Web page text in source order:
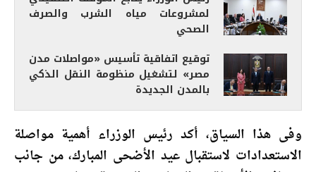
لمشروعات مياه الشرب والصرف
الصحي
توقيع اتفاقية تأسيس «مواصلات مدن
مصر» لتشغيل منظومة النقل الذكي
بالمدن الجديدة
وفى هذا السياق، أكد رئيس الوزراء أهمية مواصلة
الاستعدادات لاستقبال عيد الأضحى المبارك، من جانب